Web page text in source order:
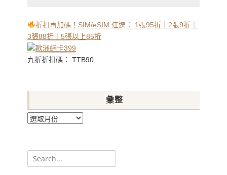
折扣再加碼！SIM/eSIM 任選： 1張95折｜2張9折｜
3張88折｜5張以上85折
九折折扣碼： TTB90
彙整
彙
Search
for: